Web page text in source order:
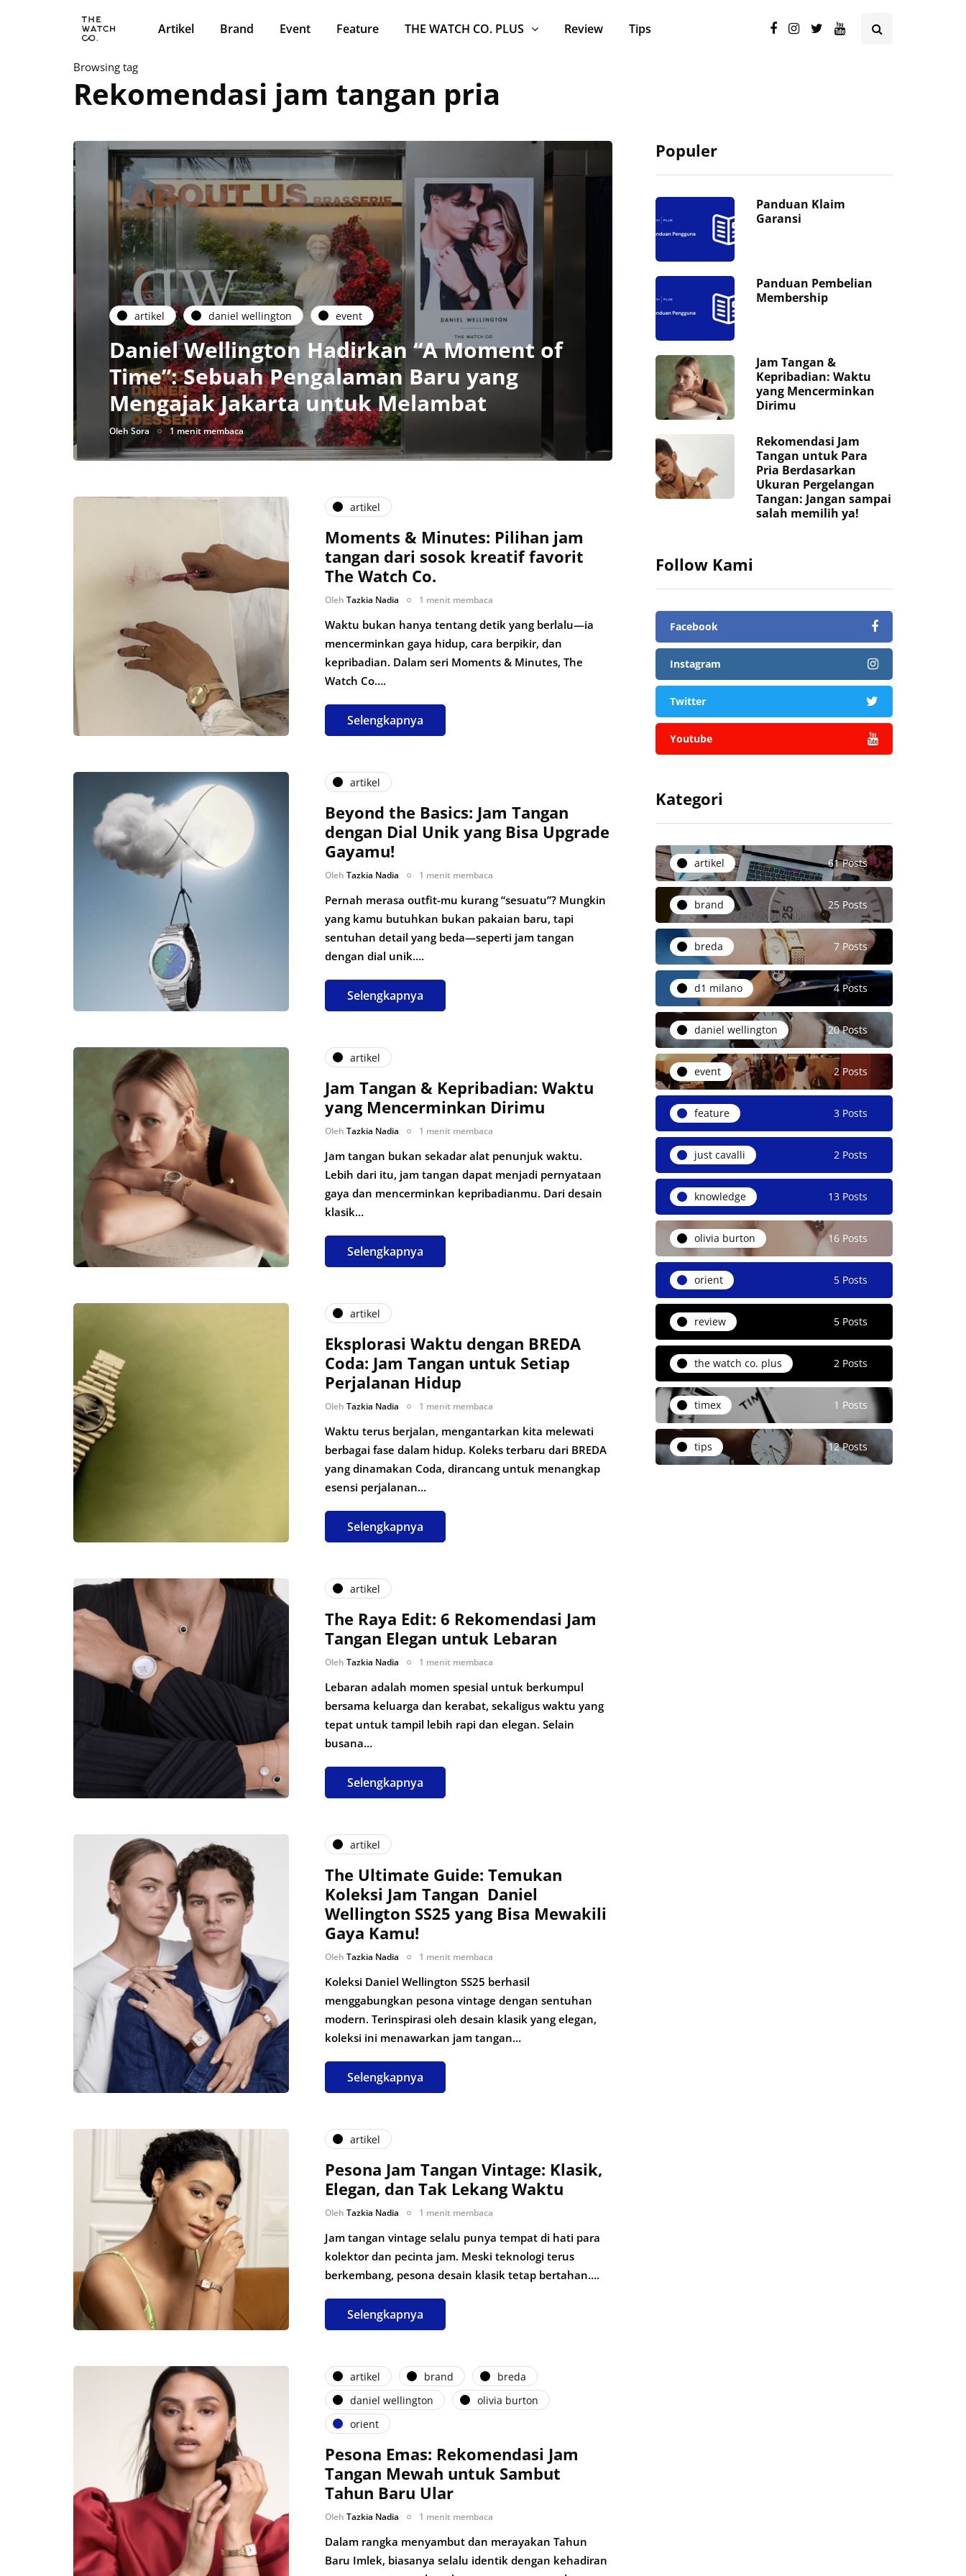
Artikel Brand Event Feature THE WATCH CO. PLUS Review Tips
Browsing tag
Rekomendasi jam tangan pria
artikel daniel wellington event
Daniel Wellington Hadirkan “A Moment of
Time”: Sebuah Pengalaman Baru yang
Mengajak Jakarta untuk Melambat
Oleh Sora 1 menit membaca
artikel
Moments & Minutes: Pilihan jam
tangan dari sosok kreatif favorit
The Watch Co.
Oleh Tazkia Nadia 1 menit membaca
Waktu bukan hanya tentang detik yang berlalu—ia
mencerminkan gaya hidup, cara berpikir, dan
kepribadian. Dalam seri Moments & Minutes, The
Watch Co….
Selengkapnya
artikel
Beyond the Basics: Jam Tangan
dengan Dial Unik yang Bisa Upgrade
Gayamu!
Oleh Tazkia Nadia 1 menit membaca
Pernah merasa outfit-mu kurang “sesuatu”? Mungkin
yang kamu butuhkan bukan pakaian baru, tapi
sentuhan detail yang beda—seperti jam tangan
dengan dial unik….
Selengkapnya
artikel
Jam Tangan & Kepribadian: Waktu
yang Mencerminkan Dirimu
Oleh Tazkia Nadia 1 menit membaca
Jam tangan bukan sekadar alat penunjuk waktu.
Lebih dari itu, jam tangan dapat menjadi pernyataan
gaya dan mencerminkan kepribadianmu. Dari desain
klasik…
Selengkapnya
artikel
Eksplorasi Waktu dengan BREDA
Coda: Jam Tangan untuk Setiap
Perjalanan Hidup
Oleh Tazkia Nadia 1 menit membaca
Waktu terus berjalan, mengantarkan kita melewati
berbagai fase dalam hidup. Koleks terbaru dari BREDA
yang dinamakan Coda, dirancang untuk menangkap
esensi perjalanan…
Selengkapnya
artikel
The Raya Edit: 6 Rekomendasi Jam
Tangan Elegan untuk Lebaran
Oleh Tazkia Nadia 1 menit membaca
Lebaran adalah momen spesial untuk berkumpul
bersama keluarga dan kerabat, sekaligus waktu yang
tepat untuk tampil lebih rapi dan elegan. Selain
busana…
Selengkapnya
artikel
The Ultimate Guide: Temukan
Koleksi Jam Tangan Daniel
Wellington SS25 yang Bisa Mewakili
Gaya Kamu!
Oleh Tazkia Nadia 1 menit membaca
Koleksi Daniel Wellington SS25 berhasil
menggabungkan pesona vintage dengan sentuhan
modern. Terinspirasi oleh desain klasik yang elegan,
koleksi ini menawarkan jam tangan…
Selengkapnya
artikel
Pesona Jam Tangan Vintage: Klasik,
Elegan, dan Tak Lekang Waktu
Oleh Tazkia Nadia 1 menit membaca
Jam tangan vintage selalu punya tempat di hati para
kolektor dan pecinta jam. Meski teknologi terus
berkembang, pesona desain klasik tetap bertahan….
Selengkapnya
artikel brand
breda
daniel wellington
olivia burton
orient
Pesona Emas: Rekomendasi Jam
Tangan Mewah untuk Sambut
Tahun Baru Ular
Oleh Tazkia Nadia 1 menit membaca
Dalam rangka menyambut dan merayakan Tahun
Baru Imlek, biasanya selalu identik dengan kehadiran
Populer
Panduan Klaim
Garansi
Panduan Pembelian
Membership
Jam Tangan &
Kepribadian: Waktu
yang Mencerminkan
Dirimu
Rekomendasi Jam
Tangan untuk Para
Pria Berdasarkan
Ukuran Pergelangan
Tangan: Jangan sampai
salah memilih ya!
Follow Kami
Facebook
Instagram
Twitter
Youtube
Kategori
artikel 61 Posts
brand 25 Posts
breda 7 Posts
d1 milano 4 Posts
daniel wellington 20 Posts
event 2 Posts
feature 3 Posts
just cavalli 2 Posts
knowledge 13 Posts
olivia burton 16 Posts
orient 5 Posts
review 5 Posts
the watch co. plus 2 Posts
timex 1 Posts
tips 12 Posts